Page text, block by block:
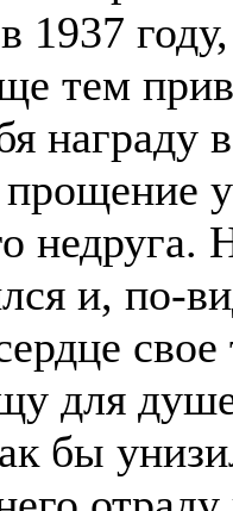
1937
тем
награду
недруга.
и, по-
для
бы